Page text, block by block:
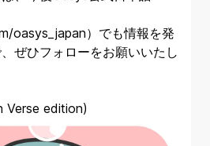
oasys_japan）でも情報を発
ぜひフォローをお願いいたし
Verse edition)